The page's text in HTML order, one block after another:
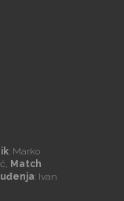
: Marko
Match
: Ivan